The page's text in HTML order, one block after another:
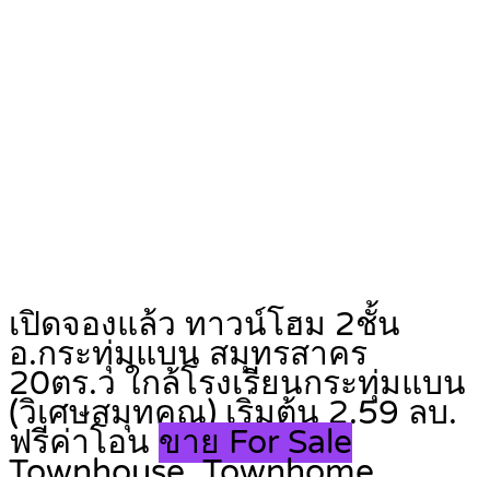
เปิดจองแล้ว ทาวน์โฮม 2ชั้น
อ.กระทุ่มแบน สมุทรสาคร
20ตร.ว ใกล้โรงเรียนกระทุ่มแบน
(วิเศษสมุทคุณ) เริ่มต้น 2.59 ลบ.
ฟรีค่าโอน ขาย For Sale